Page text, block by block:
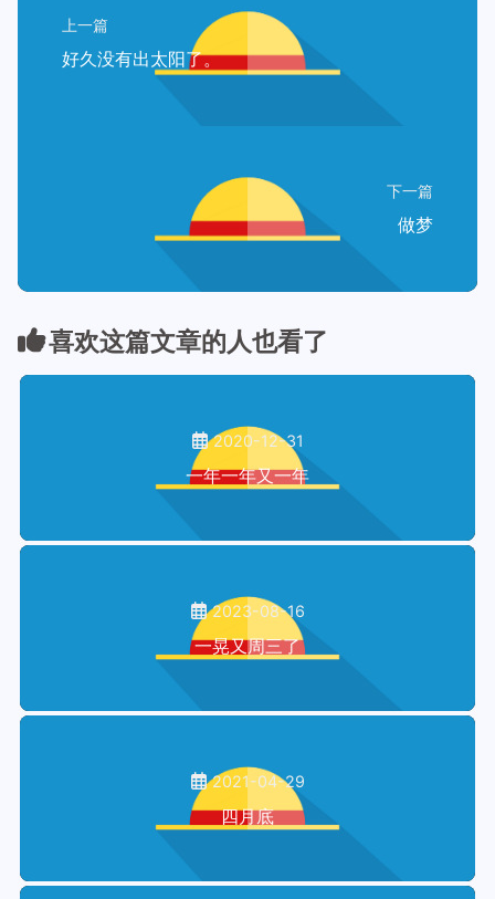
上一篇
好久没有出太阳了。
下一篇
做梦
喜欢这篇文章的人也看了
2020-12-31
一年一年又一年
2023-08-16
一晃又周三了
2021-04-29
四月底